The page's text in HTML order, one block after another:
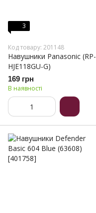
3
Код товару: 201148
Навушники Panasonic (RP-
HJE118GU-G)
169 грн
В наявності